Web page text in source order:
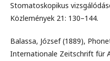
Stomatoskopikus
Közlemények 21: 130–144.
Balassa, József (1889),
Internationale Zeitschrift für